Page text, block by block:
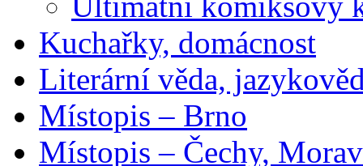
Kuchařky, domácnost
Literární věda,
Místopis – Brno
Místopis – Čechy,